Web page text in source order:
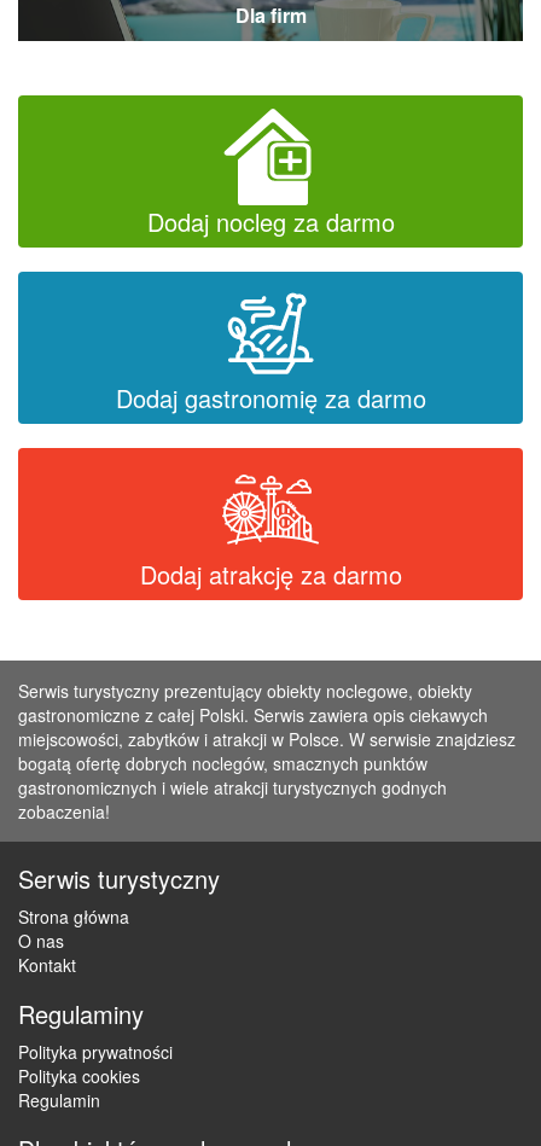
Dla firm
Dodaj nocleg za darmo
Dodaj gastronomię za darmo
Dodaj atrakcję za darmo
Serwis turystyczny prezentujący obiekty noclegowe, obiekty
gastronomiczne z całej Polski. Serwis zawiera opis ciekawych
miejscowości, zabytków i atrakcji w Polsce. W serwisie znajdziesz
bogatą ofertę dobrych noclegów, smacznych punktów
gastronomicznych i wiele atrakcji turystycznych godnych
zobaczenia!
Serwis turystyczny
Strona główna
O nas
Kontakt
Regulaminy
Polityka prywatności
Polityka cookies
Regulamin